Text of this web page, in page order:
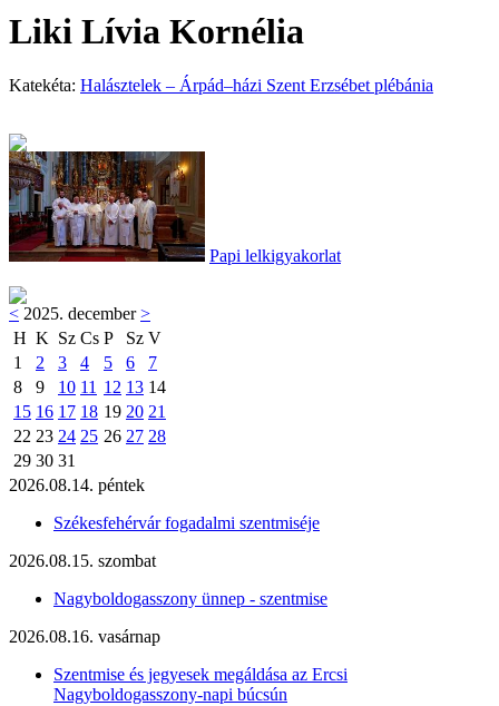
Liki Lívia Kornélia
Katekéta: Halásztelek – Árpád–házi Szent Erzsébet plébánia
Papi lelkigyakorlat
< 2025. december>
H K Sz Cs P Sz V
1
2 3 4 5 6
7
8
9 10 11 12 13 14
15 16 17 18 19 20 21
22 23 24 25 26 27 28
29 30 31
2026.08.14. péntek
Székesfehérvár fogadalmi szentmiséje
2026.08.15. szombat
Nagyboldogasszony ünnep - szentmise
2026.08.16. vasárnap
Szentmise és jegyesek megáldása az Ercsi
Nagyboldogasszony-napi búcsún